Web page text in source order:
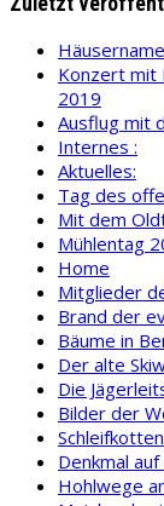
Konzert mit
2019
Ausflug mit
Internes :
Aktuelles:
Tag des
Mit dem
Mühlentag
Home
Mitglieder
Brand der
Bäume in
Der alte
Die
Bilder der
Denkmal
Hohlwege